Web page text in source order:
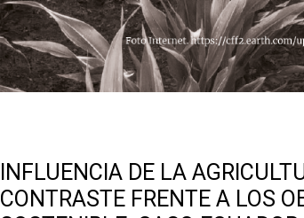
INFLUENCIA DE LA
CONTRASTE FRENTE A LOS